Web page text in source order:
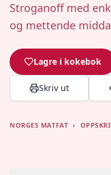
Stroganoff med
og mettende
Lagre i kokebok
Skriv ut
NORGES MATFAT ›